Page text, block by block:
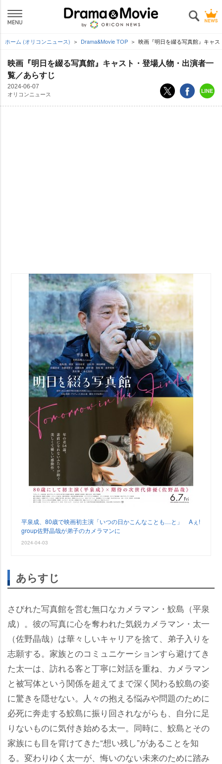
ホーム (オリコンニュース) Drama&Movie TOP 映画『明日を綴る写真館』キャ
映画『明日を綴る写真館』キャスト・登場人物・出演者一
覧／あらすじ
2024-06-07
オリコンニュース
平泉成、80歳で映画初主演「いつの日かこんなことも…と」 Aぇ!
group佐野晶哉が弟子のカメラマンに
2024-04-03
あらすじ
さびれた写真館を営む無口なカメラマン・鮫島（平泉
成）。彼の写真に心を奪われた気鋭カメラマン・太一
（佐野晶哉）は華々しいキャリアを捨て、弟子入りを
志願する。家族とのコミュニケーションすら避けてき
た太一は、訪れる客と丁寧に対話を重ね、カメラマン
と被写体という関係を超えてまで深く関わる鮫島の姿
に驚きを隠せない。人々の抱える悩みや問題のために
必死に奔走する鮫島に振り回されながらも、自分に足
りないものに気付き始める太一。同時に、鮫島とその
家族にも目を背けてきた“想い残し”があることを知
る。変わりゆく太一が、悔いのない未来のために踏み